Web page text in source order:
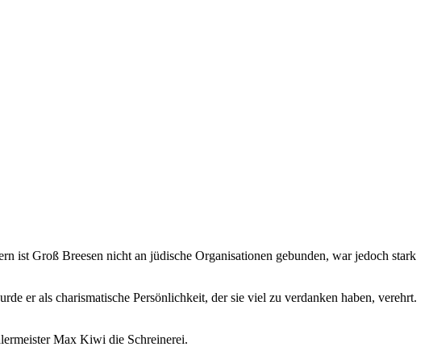
ist Groß Breesen nicht an jüdische Organisationen gebunden, war jedoch stark
er als charismatische Persönlichkeit, der sie viel zu verdanken haben, verehrt.
Max Kiwi die Schreinerei.